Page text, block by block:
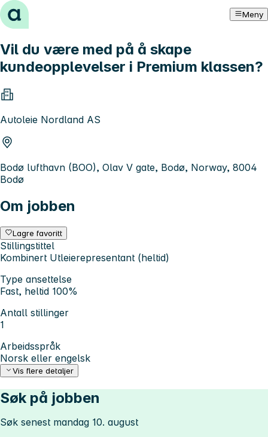
Hopp til innhold Meny
Vil du være med på å skape
kundeopplevelser i Premium klassen?
Autoleie Nordland AS
Bodø lufthavn (BOO), Olav V gate, Bodø, Norway, 8004
Bodø
Om jobben
Lagre favoritt
Stillingstittel
Kombinert Utleierepresentant (heltid)
Type ansettelse
Fast, heltid 100%
Antall stillinger
1
Arbeidsspråk
Norsk eller engelsk
Vis flere detaljer
Søk på jobben
Søk senest mandag 10. august